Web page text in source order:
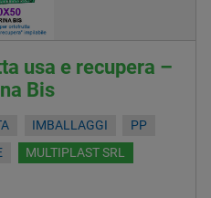
usa e recupera –
Bis
IMBALLAGGI
PP
MULTIPLAST SRL